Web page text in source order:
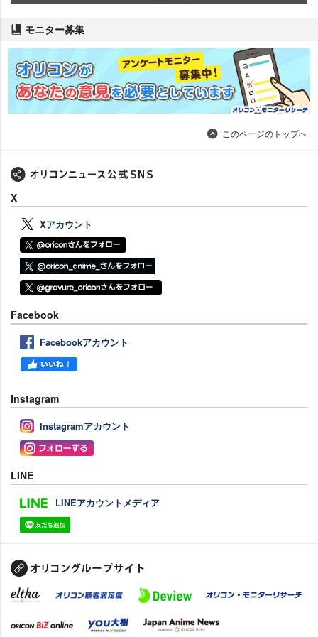
モニター募集
このページのトップへ
X
Xアカウント
Facebook
Facebookアカウント
Instagram
Instagramアカウント
LINE
LINEアカウントメディア